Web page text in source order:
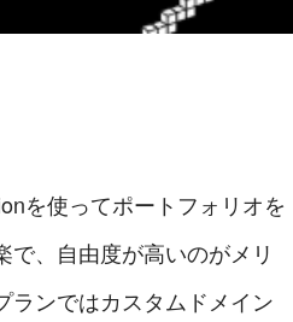
を使ってポートフォリオを
、自由度が高いのがメリ
ランではカスタムドメイン